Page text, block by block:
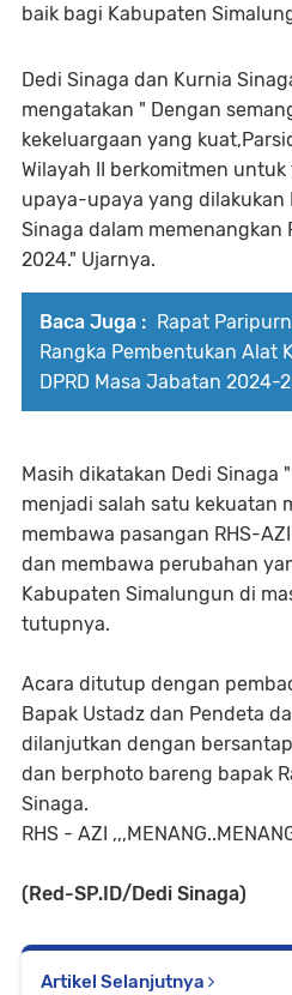
baik bagi Kabupaten
Dedi Sinaga dan Kurnia
mengatakan " Dengan
kekeluargaan yang
Wilayah II berkomitmen
upaya-upaya yang dilakukan
Sinaga dalam memenangkan
2024." Ujarnya.
Baca Juga : Rapat
Rangka Pembentukan Alat
DPRD Masa Jabatan 2024-
Masih dikatakan Dedi Sinaga
menjadi salah satu kekuatan
membawa pasangan RHS-
dan membawa perubahan
Kabupaten Simalungun di
tutupnya.
Acara ditutup dengan
Bapak Ustadz dan Pendeta
dilanjutkan dengan
dan berphoto bareng bapak
Sinaga.
RHS - AZI
(Red-SP.ID/Dedi Sinaga)
Artikel Selanjutnya